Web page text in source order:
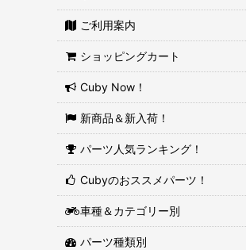
ご利用案内
ショッピングカート
Cuby Now！
新商品＆新入荷！
パーツ人気ランキング！
Cubyのおススメパーツ！
車種＆カテゴリー別
パーツ種類別